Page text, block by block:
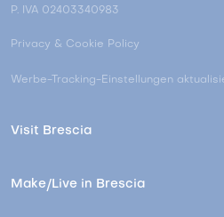
P. IVA 02403340983
Privacy & Cookie Policy
Werbe-Tracking-Einstellungen
Visit Brescia
Make/Live in Brescia